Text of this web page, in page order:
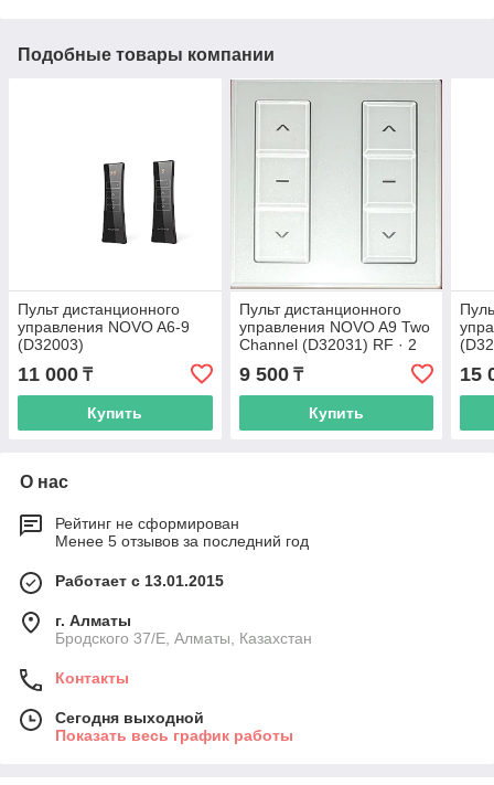
Подобные товары компании
Пульт дистанционного
управления NOVO A6-9
(D32003)
11 000 ₸
Купить
Пульт дистанционного
управления NOVO A9 Two
Channel (D32031) RF · 2
канала · настенный ·
квадратная форма ·
белый
9 500₸
Купить
15
О нас
Рейтинг не сформирован
Менее 5 отзывов за последний год
Работает с 13.01.2015
г. Алматы
Бродского 37/E, Алматы, Казахстан
Контакты
Сегодня выходной
Показать весь график работы